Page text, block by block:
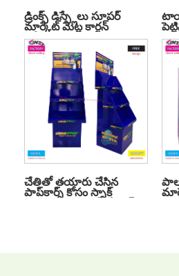
డ్రింక్స్ డిస్ప్లేలు సూపర్
మార్కెట్ మెట్ల కార్టన్
డిస్ప్లేలు
చేతితో తయారు చేసిన
పాప్‌కార్న్ కోసం స్నాక్